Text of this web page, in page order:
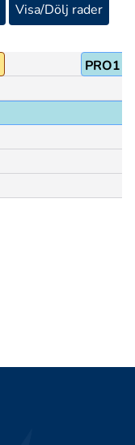
Visa/Dölj rader
PRO1